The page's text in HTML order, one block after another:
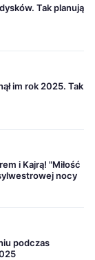
Tak planują
im rok 2025. Tak
i Kajrą! "Miłość
nocy
podczas